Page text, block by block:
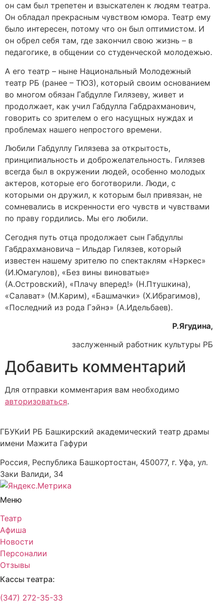
он сам был трепетен и взыскателен к людям театра.
Он обладал прекрасным чувством юмора. Театр ему
было интересен, потому что он был оптимистом. И
он обрел себя там, где закончил свою жизнь – в
педагогике, в общении со студенческой молодежью.
А его театр – ныне Национальный Молодежный
театр РБ (ранее – ТЮЗ), который своим основанием
во многом обязан Габдулле Гилязеву, живет и
продолжает, как учил Габдулла Габдрахманович,
говорить со зрителем о его насущных нуждах и
проблемах нашего непростого времени.
Любили Габдуллу Гилязева за открытость,
принципиальность и доброжелательность. Гилязев
всегда был в окружении людей, особенно молодых
актеров, которые его боготворили. Люди, с
которыми он дружил, к которым был привязан, не
сомневались в искренности его чувств и чувствами
по праву гордились. Мы его любили.
Сегодня путь отца продолжает сын Габдуллы
Габдрахмановича – Ильдар Гилязев, который
известен нашему зрителю по спектаклям «Нэркес»
(И.Юмагулов), «Без вины виноватые»
(А.Островский), «Плачу вперед!» (Н.Птушкина),
«Салават» (М.Карим), «Башмачки» (Х.Ибрагимов),
«Последний из рода Гэйнэ» (А.Идельбаев).
Р.Ягудина,
заслуженный работник культуры РБ
Добавить комментарий
Для отправки комментария вам необходимо
авторизоваться.
ГБУКиИ РБ Башкирский академический театр драмы
имени Мажита Гафури
Россия, Республика Башкортостан, 450077, г. Уфа, ул.
Заки Валиди, 34
Меню
Театр
Афиша
Новости
Персоналии
Отзывы
Кассы театра:
(347) 272-35-33